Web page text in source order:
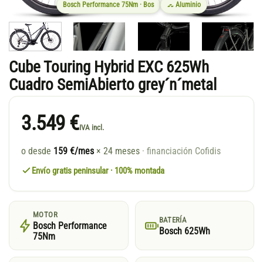
Bosch Performance 75Nm · Bos Aluminio
Cube Touring Hybrid EXC 625Wh
Cuadro SemiAbierto grey´n´metal
3.549 €IVA incl.
o desde 159 €/mes × 24 meses · financiación Cofidis
Envío gratis peninsular · 100% montada
MOTOR
Bosch Performance
75Nm
BATERÍA
Bosch 625Wh